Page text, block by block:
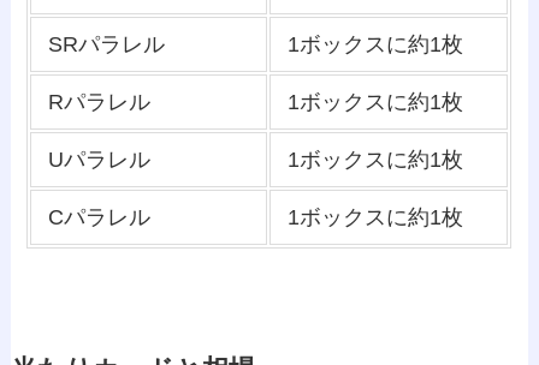
SRパラレル 1ボックスに約1枚
Rパラレル 1ボックスに約1枚
Uパラレル 1ボックスに約1枚
Cパラレル 1ボックスに約1枚